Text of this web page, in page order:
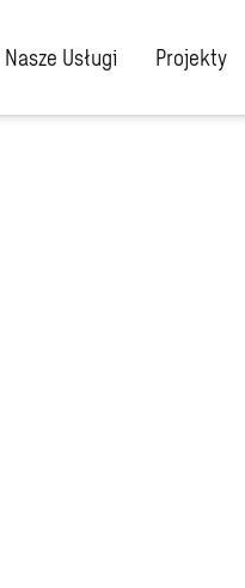
Nasze Usługi Projekty